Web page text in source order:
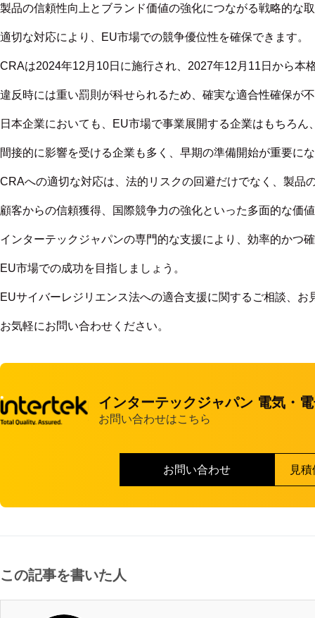
製品の信頼性向上とブランド価値の強化につながる戦略的な
適切な対応により、EU市場での競争優位性を確保できます。
CRAは2024年12月10日に施行され、2027年12月11日から本
違反時には重い罰則が科せられるため、確実な適合性確保が
日本企業においても、EU市場で事業展開する企業はもちろん
間接的に影響を受ける企業も多く、早期の準備開始が重要に
CRAへの適切な対応は、法的リスクの回避だけでなく、製品
顧客からの信頼獲得、国際競争力の強化といった多面的な価
インターテックジャパンの専門的な支援により、効率的かつ
EU市場での成功を目指しましょう。
EUサイバーレジリエンス法への適合支援に関するご相談、お
お気軽にお問い合わせください。
インターテックジャパン 電気・
お問い合わせはこちら
お問い合わせ 見
この記事を書いた人